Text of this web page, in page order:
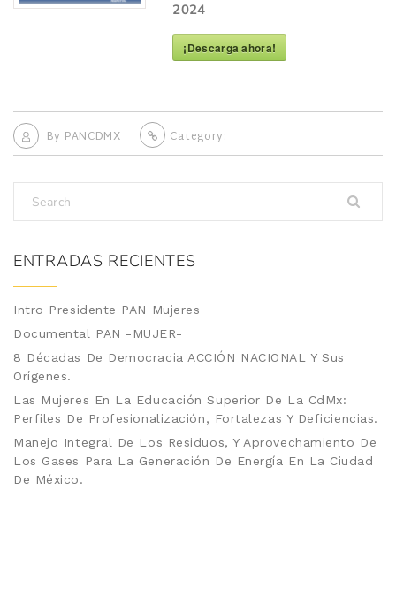
2024
¡Descarga ahora!
By PANCDMX Category:
ENTRADAS RECIENTES
Intro Presidente PAN Mujeres
Documental PAN -MUJER-
8 Décadas De Democracia ACCIÓN NACIONAL Y Sus
Orígenes.
Las Mujeres En La Educación Superior De La CdMx:
Perfiles De Profesionalización, Fortalezas Y Deficiencias.
Manejo Integral De Los Residuos, Y Aprovechamiento De
Los Gases Para La Generación De Energía En La Ciudad
De México.